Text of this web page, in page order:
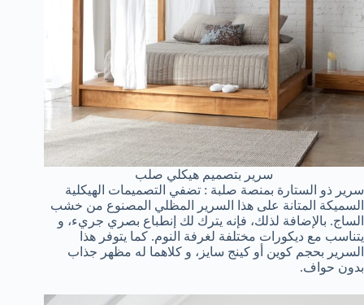
سرير بتصميم هيكلي صلب
سرير ذو الستارة بمنصة صلبة : تضفي التصميمات الهيكلية
السميكة المتانة على هذا السرير المظلي المصنوع من خشب
الساج. بالإضافة لذلك، فإنه يترك لك إنطباع بصري جريء، و
يتناسب مع ديكورات مختلفة لغرفة النوم. كما يتوفر هذا
السرير بحجم كوين أو كينج سايز، و كلاهما له مظهر جذاب
بدون حواف.